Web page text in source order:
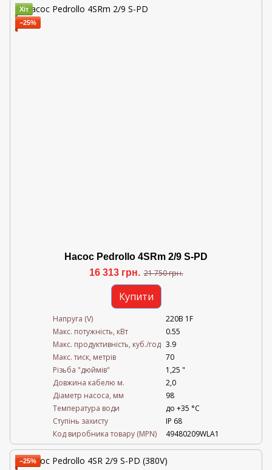
Хіт
−25%
Насос Pedrollo 4SRm 2/9 S-PD
16 313 грн. 21 750 грн.
Купити
Напруга (V)
220В 1F
Mакс. потужність, кВт
0.55
Mакс. продуктивність, куб./год 3.9
Maкс. тиск, метрів
70
Різьба "дюймів"
1,25 "
Довжина кабелю м.
2,0
Діаметр насоса, мм
98
Температура води
до +35 °C
Ступінь захисту
IP 68
Код виробника товару (MPN)
49480209WLA1
−25%